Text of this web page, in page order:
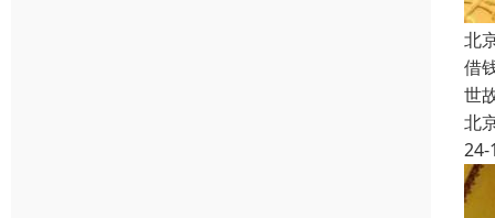
北
借
世
北
24-